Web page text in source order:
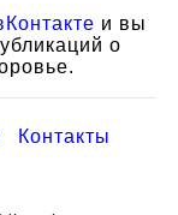
и вы
о
Контакты